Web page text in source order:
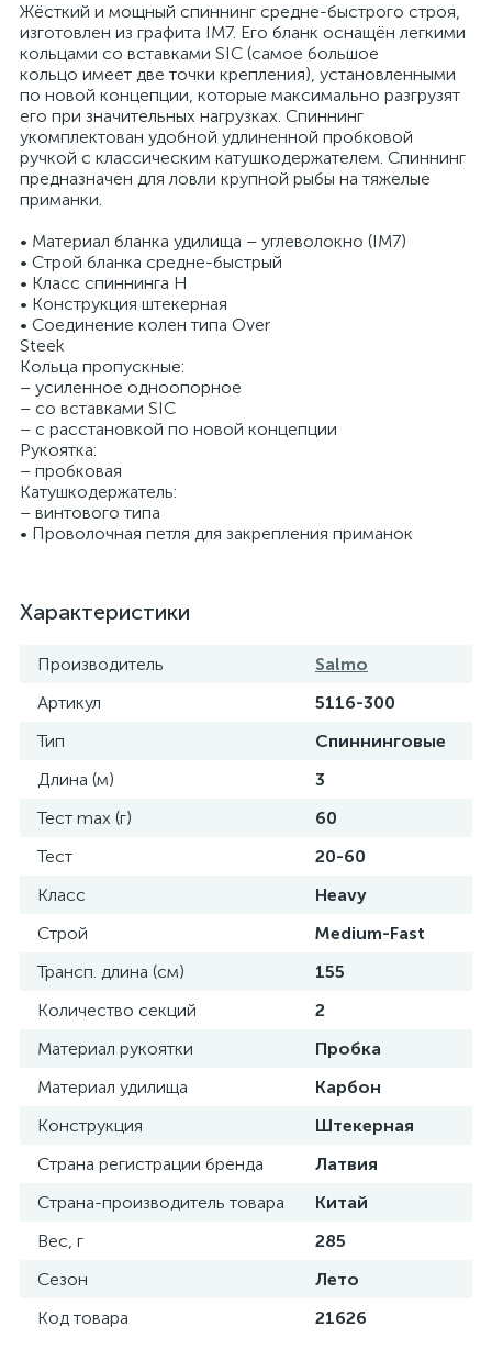
Жёсткий и мощный спиннинг средне-быстрого строя,
изготовлен из графита IM7. Его бланк оснащён легкими
кольцами со вставками SIC (самое большое
кольцо имеет две точки крепления), установленными
по новой концепции, которые максимально разгрузят
его при значительных нагрузках. Спиннинг
укомплектован удобной удлиненной пробковой
ручкой с классическим катушкодержателем. Спиннинг
предназначен для ловли крупной рыбы на тяжелые
приманки.
• Материал бланка удилища – углеволокно (IM7)
• Строй бланка средне-быстрый
• Класс спиннинга H
• Конструкция штекерная
• Соединение колен типа Over
Steek
Кольца пропускные:
– усиленное одноопорное
– со вставками SIC
– с расстановкой по новой концепции
Рукоятка:
– пробковая
Катушкодержатель:
– винтового типа
• Проволочная петля для закрепления приманок
Характеристики
Производитель
Salmo
Артикул
5116-300
Тип
Спиннинговые
Длина (м)
3
Тест max (г)
60
Тест
20-60
Класс
Heavy
Строй
Medium-Fast
Трансп. длина (см)
155
Количество секций
2
Материал рукоятки
Пробка
Материал удилища
Карбон
Конструкция
Штекерная
Страна регистрации бренда
Латвия
Страна-производитель товара
Китай
Вес, г
285
Сезон
Лето
Код товара
21626